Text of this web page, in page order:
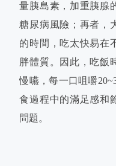
量胰島素，加重胰腺
糖尿病風險；再者，
的時間，吃太快易在
胖體質。因此，吃飯
慢嚥，每一口咀嚼
食過程中的滿足感和
問題。